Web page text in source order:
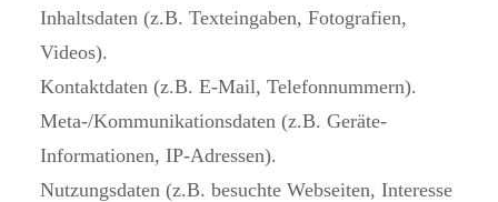
Inhaltsdaten (z.B. Texteingaben, Fotografien,
Videos).
Kontaktdaten (z.B. E-Mail, Telefonnummern).
Meta-/Kommunikationsdaten (z.B. Geräte-
Informationen, IP-Adressen).
Nutzungsdaten (z.B. besuchte Webseiten, Interesse